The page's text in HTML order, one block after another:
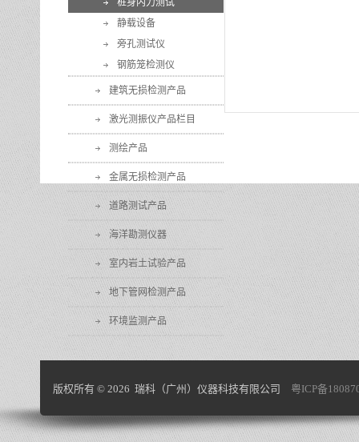
桩身内力测试
静载设备
旁孔测试仪
钢筋笼检测仪
建筑无损检测产品
激光测振仪产品栏目
测绘产品
金属无损检测产品
道路测试产品
海洋勘测仪器
室内岩土试验产品
地下管网检测产品
环境监测产品
版权所有 © 2026 瑞科（广州）仪器科技有限公司 粤ICP备